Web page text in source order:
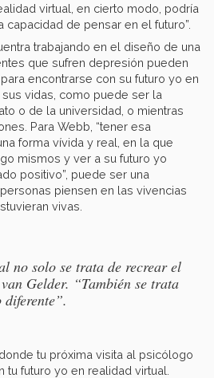
virtual, en cierto modo, podría
de pensar en el futuro”.
trabajando en el diseño de una
que sufren depresión pueden
encontrarse con su futuro yo en
vidas, como puede ser la
o de la universidad, o mientras
Para Webb, “tener esa
forma vívida y real, en la que
mismos y ver a su futuro yo
positivo”, puede ser una
piensen en las vivencias
vivas.
no solo se trata de recrear el
Gelder. “También se trata
tu próxima visita al psicólogo
tu futuro yo en realidad virtual.